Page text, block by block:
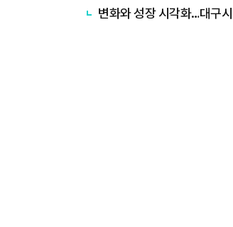
변화와 성장 시각화…대구